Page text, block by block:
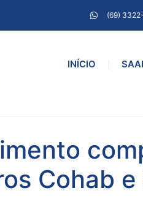
(69)
INÍCIO
Cohab